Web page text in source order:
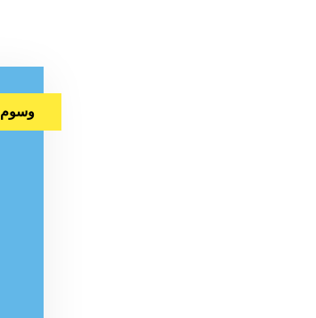
وسوم